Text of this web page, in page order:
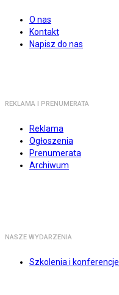
O nas
Kontakt
Napisz do nas
REKLAMA I PRENUMERATA
Reklama
Ogłoszenia
Prenumerata
Archiwum
NASZE WYDARZENIA
Szkolenia i konferencje